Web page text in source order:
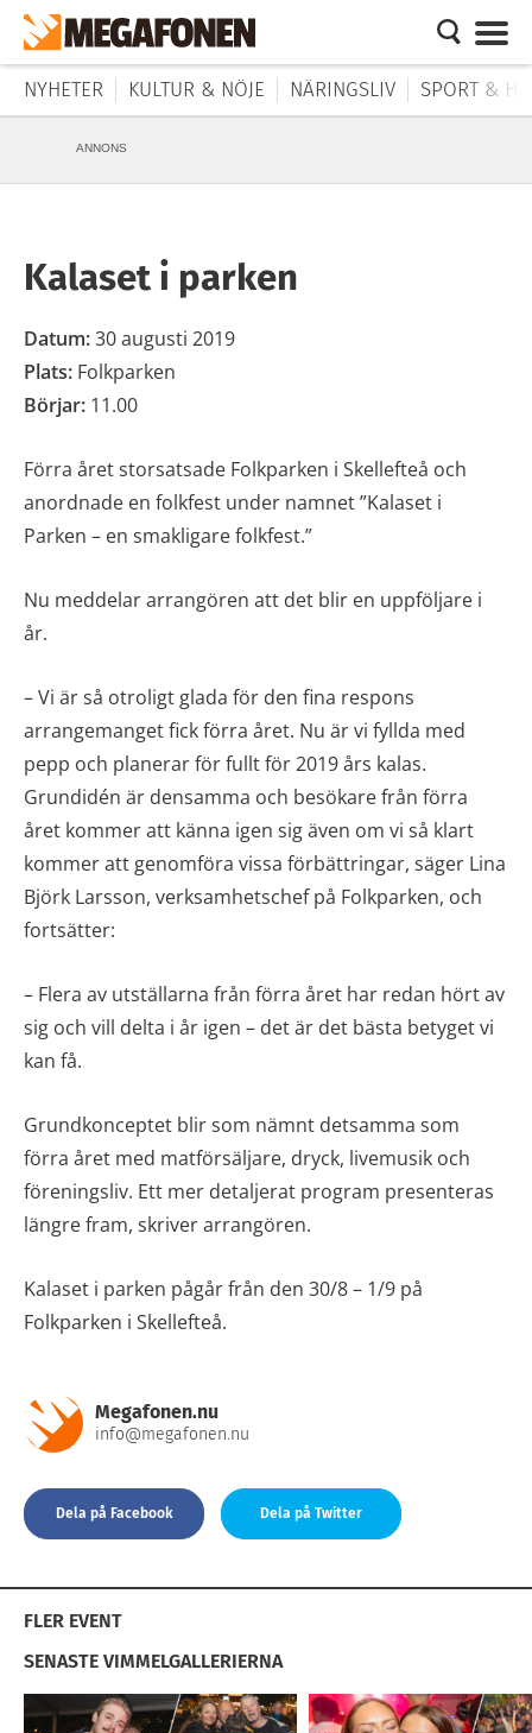
NYHETER KULTUR & NÖJE NÄRINGSLIV SPORT &
ANNONS
Kalaset i parken
Datum:30 augusti 2019
Plats: Folkparken
Börjar: 11.00
Förra året storsatsade Folkparken i Skellefteå och
anordnade en folkfest under namnet ”Kalaset i
Parken – en smakligare folkfest.”
Nu meddelar arrangören att det blir en uppföljare i
år.
– Vi är så otroligt glada för den fina respons
arrangemanget fick förra året. Nu är vi fyllda med
pepp och planerar för fullt för 2019 års kalas.
Grundidén är densamma och besökare från förra
året kommer att känna igen sig även om vi så klart
kommer att genomföra vissa förbättringar, säger Lina
Björk Larsson, verksamhetschef på Folkparken, och
fortsätter:
– Flera av utställarna från förra året har redan hört av
sig och vill delta i år igen – det är det bästa betyget vi
kan få.
Grundkonceptet blir som nämnt detsamma som
förra året med matförsäljare, dryck, livemusik och
föreningsliv. Ett mer detaljerat program presenteras
längre fram, skriver arrangören.
Kalaset i parken pågår från den 30/8 – 1/9 på
Folkparken i Skellefteå.
Megafonen.nu
info@megafonen.nu
Dela på Facebook Dela på Twitter
FLER EVENT
SENASTE VIMMELGALLERIERNA